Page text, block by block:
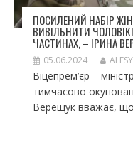
ПОСИЛЕНИЙ НАБІР
ВИВІЛЬНИТИ
ЧАСТИНАХ, – ІРИНА
05.06.2024
Віцепрем’єр –
тимчасово
Верещук вважає, що